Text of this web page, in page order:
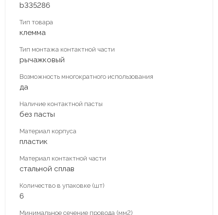
b335286
Тип товара
клемма
Тип монтажа контактной части
рычажковый
Возможность многократного использования
да
Наличие контактной пасты
без пасты
Материал корпуса
пластик
Материал контактной части
стальной сплав
Количество в упаковке (шт)
6
Минимальное сечение провода (мм2)